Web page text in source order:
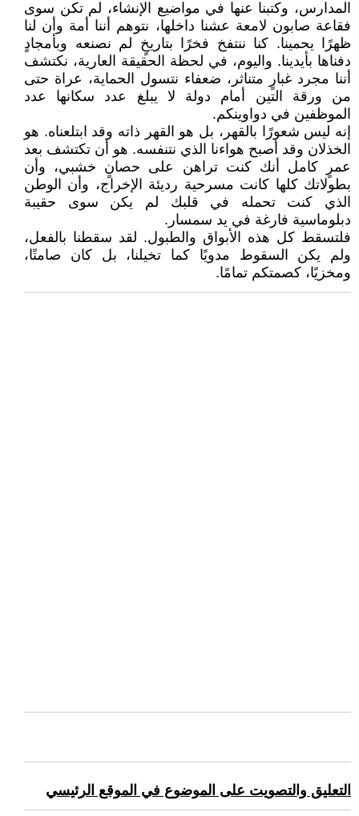
المدارس، وكتبنا عنها في مواضيع الإنشاء، لم تكن سوى
فقاعة صابون لامعة عشنا داخلها، نتوهم أننا أمة وأن لنا
ظهرًا يحمينا. كنا ننتفخ فخرًا بتاريخٍ لم نصنعه وبأمجادٍ
دفناها بأيدينا. واليوم، في لحظة الحقيقة العارية، نكتشف
أننا مجرد غبارٍ متناثر، ضعفاء نتسول الحماية، عراة حتى
من ورقة التين أمام دولة لا يبلغ عدد سكانها عدد
الموظفين في دواوينكم.
إنه ليس شعورًا بالقهر، بل هو القهر ذاته وقد ابتلعناه. هو
الخذلان وقد أصبح هواءنا الذي نتنفسه. هو أن تكتشف بعد
عمرٍ كامل أنك كنت تراهن على حصانٍ خشبي، وأن
بطولاتك كلها كانت مسرحية رديئة الإخراج، وأن الوطن
الذي كنت تحمله في قلبك لم يكن سوى حقيبة
دبلوماسية فارغة في يد سمسار.
فلتسقط كل هذه الأبواق والطبول. لقد سقطنا بالفعل،
ولم يكن السقوط مدويًا كما تخيلنا، بل كان صامتًا،
ومخزيًا، كصمتكم تمامًا.
التعليق والتصويت على الموضوع في الموقع الرئيسي